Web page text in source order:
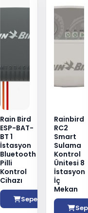
Rain Bird
ESP-BAT-
BT 1
İstasyon
Bluetooth
Pilli
Kontrol
Cihazı
Sepete Ekle
Rainbird
RC2
Smart
Sulama
Kontrol
Ünitesi 8
İstasyon
İç
Mekan